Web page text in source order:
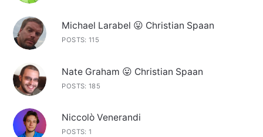
Michael Larabel 😛 Christian Spaan
POSTS: 115
Nate Graham 😛 Christian Spaan
POSTS: 185
Niccolò Venerandi
POSTS: 1